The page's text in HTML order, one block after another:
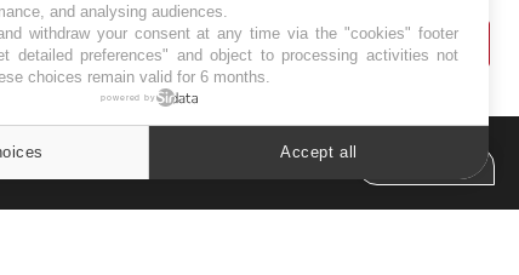
and analysing audiences.
withdraw your consent at any time via the "cookies" footer
detailed preferences" and object to processing activities not
choices remain valid for 6 months.
powered by
Accept all